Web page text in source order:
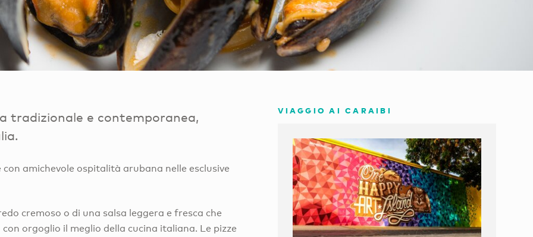
tradizionale e contemporanea,
amichevole ospitalità arubana nelle esclusive
cremoso o di una salsa leggera e fresca che
orgoglio il meglio della cucina italiana. Le pizze
VIAGGIO AI CARAIBI